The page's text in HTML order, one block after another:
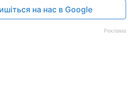
на нас в Google
Реклама